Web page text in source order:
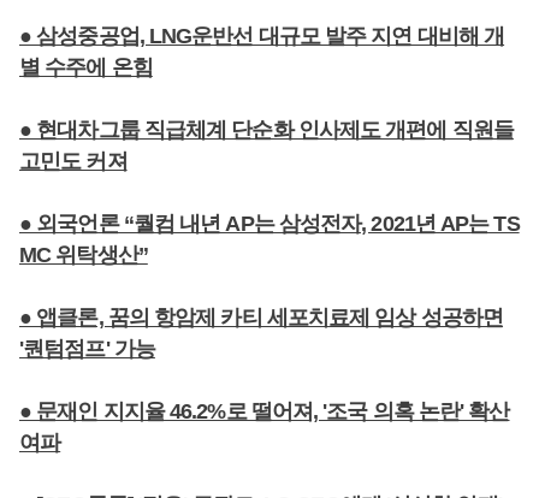
● 삼성중공업, LNG운반선 대규모 발주 지연 대비해 개
별 수주에 온힘
● 현대차그룹 직급체계 단순화 인사제도 개편에 직원들
고민도 커져
● 외국언론 “퀄컴 내년 AP는 삼성전자, 2021년 AP는 TS
MC 위탁생산”
● 앱클론, 꿈의 항암제 카티 세포치료제 임상 성공하면
'퀀텀점프' 가능
● 문재인 지지율 46.2%로 떨어져, '조국 의혹 논란' 확산
여파